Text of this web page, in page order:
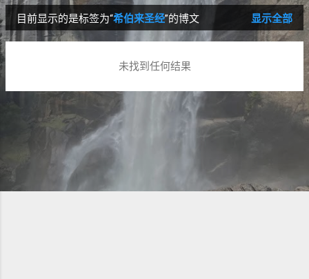
博
目前显示的是标签为“希伯来圣经”的博文 显示全部
未找到任何结果